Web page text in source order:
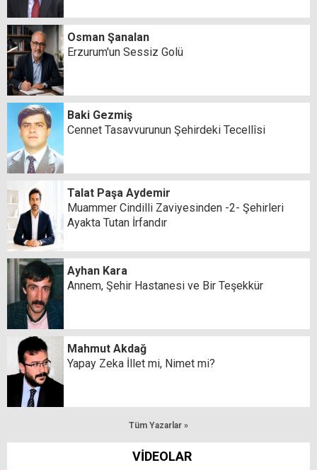
Osman Şanalan
Erzurum'un Sessiz Golü
Baki Gezmiş
Cennet Tasavvurunun Şehirdeki Tecellîsi
Talat Paşa Aydemir
Muammer Cindilli Zaviyesinden -2- Şehirleri
Ayakta Tutan İrfandır
Ayhan Kara
Annem, Şehir Hastanesi ve Bir Teşekkür
Mahmut Akdağ
Yapay Zeka İllet mi, Nimet mi?
Tüm Yazarlar »
VİDEOLAR